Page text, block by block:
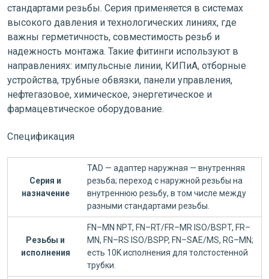
стандартами резьбы. Серия применяется в системах
высокого давления и технологических линиях, где
важны герметичность, совместимость резьб и
надежность монтажа. Такие фитинги используют в
направлениях: импульсные линии, КИПиА, отборные
устройства, трубные обвязки, панели управления,
нефтегазовое, химическое, энергетическое и
фармацевтическое оборудование.
Спецификация
Серия и
назначение
TAD — адаптер наружная — внутренняя
резьба; переход с наружной резьбы на
внутреннюю резьбу, в том числе между
разными стандартами резьбы.
Резьбы и
исполнения
FN–MN NPT, FN–RT/FR–MR ISO/BSPT, FR–
MN, FN–RS ISO/BSPP, FN–SAE/MS, RG–MN;
есть 10K исполнения для толстостенной
трубки.